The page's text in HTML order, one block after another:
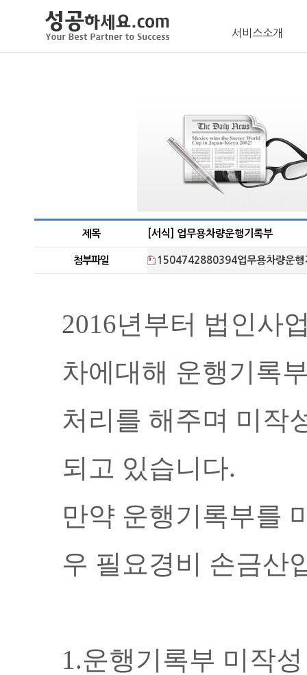
서비스소개
제목 [서식] 업무용차량운행기록부
첨부파일 1504742880394업무용차량운행
2016년부터 법인사
차에대해 운행기록
처리를 해주며 미작
되고 있습니다.
만약 운행기록부를
우 필요경비 손금산
1.운행기록부 미작성